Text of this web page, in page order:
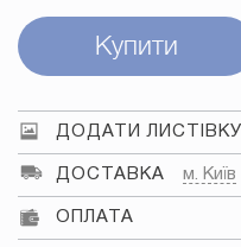
Купити
ДОДАТИ ЛИСТІВКУ
ДОСТАВКА м. Київ
ОПЛАТА